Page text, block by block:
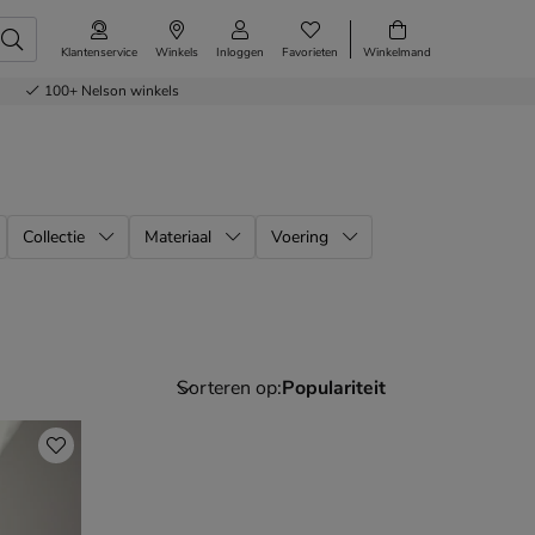
Klantenservice Winkels Inloggen Favorieten Winkelmand
100+ Nelson winkels
Collectie Materiaal Voering
Sorteren op: